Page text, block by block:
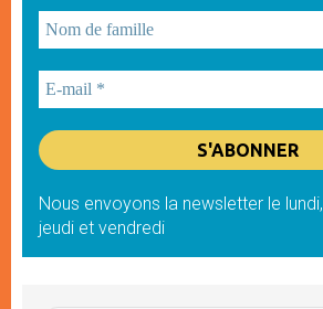
Nous envoyons la newsletter le
jeudi et vendredi